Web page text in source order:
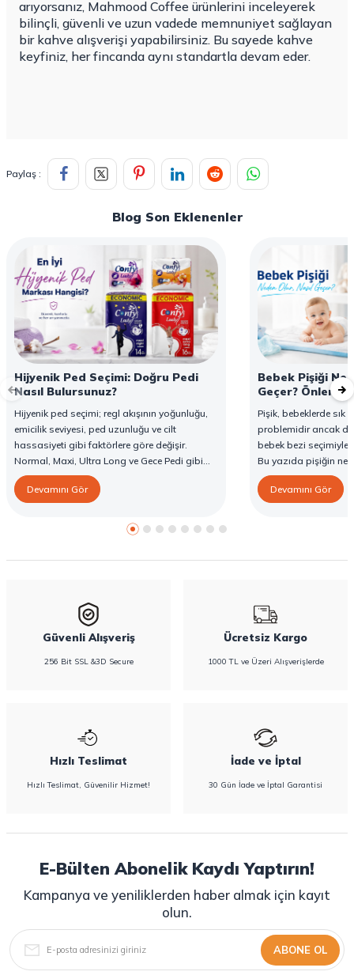
arıyorsanız, Mahmood Coffee ürünlerini inceleyerek
bilinçli, güvenli ve uzun vadede memnuniyet sağlayan
bir kahve alışverişi yapabilirsiniz. Bu sayede kahve
keyfiniz, her fincanda aynı standartla devam eder.
Paylaş :
Blog Son Eklenenler
Hijyenik Ped Seçimi: Doğru Pedi
Nasıl Bulursunuz?
Hijyenik ped seçimi; regl akışının yoğunluğu,
emicilik seviyesi, ped uzunluğu ve cilt
hassasiyeti gibi faktörlere göre değişir.
Normal, Maxi, Ultra Long ve Gece Pedi gibi
farklı seçenekler, farklı ihtiyaçlara yönelik
koruma sunar. Doğru ped seçimi gün boyu
rehberde hijyenik ped çeşitleri, seçim kriterleri
Devamını Gör
Bebek Pişiği
Geçer? Önleme
Pişik, bebeklerde sık
problemidir ancak
bebek bezi seçimiyle
Bu yazıda pişiğin
yöntemlerini ve
karşı destekleyici
Devamını Gör
Güvenli Alışveriş
256 Bit SSL &3D Secure
Ücretsiz Kargo
1000 TL ve Üzeri Alışverişlerde
Hızlı Teslimat
Hızlı Teslimat, Güvenilir Hizmet!
İade ve İptal
30 Gün İade ve İptal Garantisi
E-Bülten Abonelik Kaydı Yaptırın!
Kampanya ve yeniliklerden haber almak için kayıt
olun.
ABONE OL